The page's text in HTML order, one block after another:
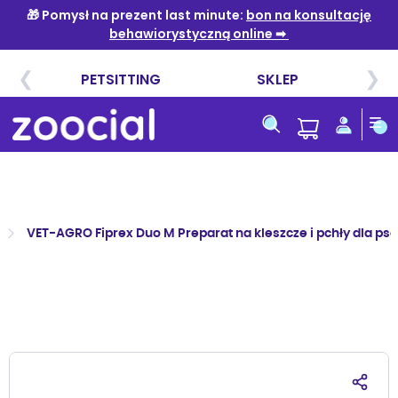
do
treści
VET-AGRO Fiprex Duo M Preparat na kleszcze i pchły dla
Przejdź